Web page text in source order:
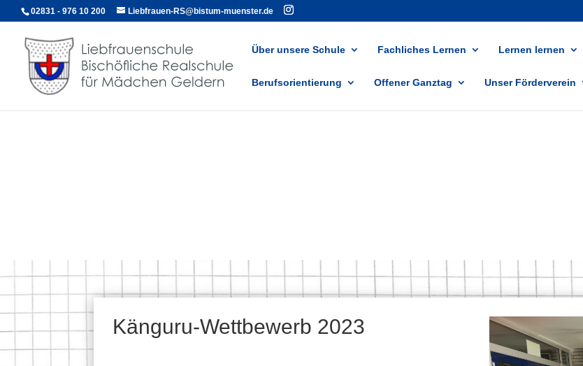
02831 - 976 10 200 Liebfrauen-RS@bistum-muenster.de
Über unsere Schule Fachliches Lernen Lernen lernen
Berufsorientierung Offener Ganztag Unser Förderverein
Känguru-Wettbewerb 2023